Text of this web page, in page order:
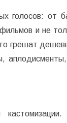
голосов: от
и не
грешат